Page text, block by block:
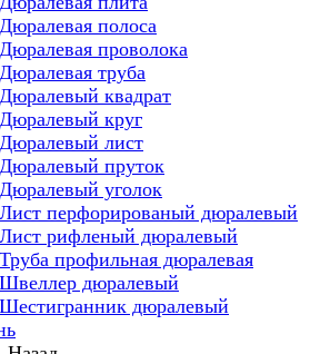
Дюралевая полоса
Дюралевая проволока
Дюралевая труба
Дюралевый квадрат
Дюралевый круг
Дюралевый лист
Дюралевый пруток
Дюралевый уголок
Лист перфорированый дюралевый
Лист рифленый дюралевый
Труба профильная дюралевая
Швеллер дюралевый
Шестигранник дюралевый